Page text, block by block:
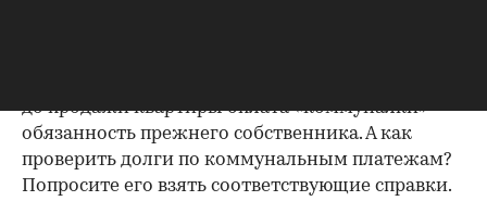
до продажи квартиры оплата «коммуналки» —
обязанность прежнего собственника. А как
проверить долги по коммунальным платежам?
Попросите его взять соответствующие справки.